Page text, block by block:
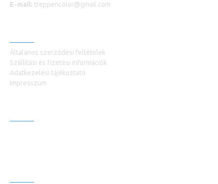
E-mail: treppencolor@gmail.com
Általános szerződési feltételek
Szállítási és fizetési információk
Adatkezelési tájékoztató
Impresszum